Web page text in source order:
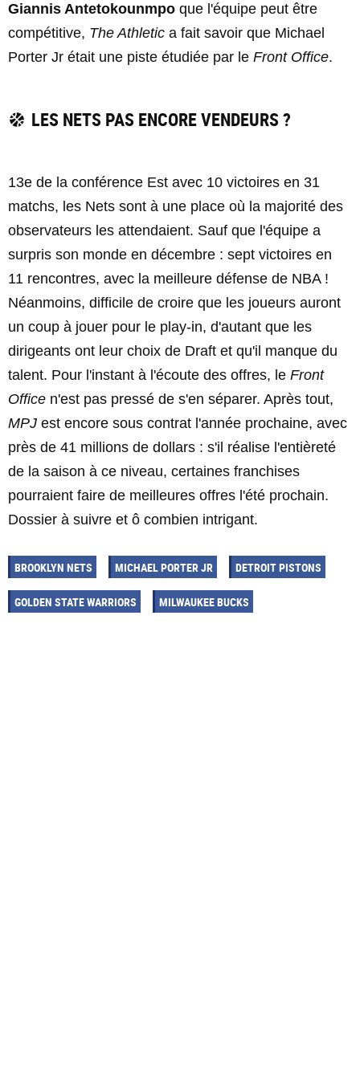
Giannis Antetokounmpo que l'équipe peut être
compétitive, The Athletic a fait savoir que Michael
Porter Jr était une piste étudiée par le Front Office.
LES NETS PAS ENCORE VENDEURS ?
13e de la conférence Est avec 10 victoires en 31
matchs, les Nets sont à une place où la majorité des
observateurs les attendaient. Sauf que l'équipe a
surpris son monde en décembre : sept victoires en
11 rencontres, avec la meilleure défense de NBA !
Néanmoins, difficile de croire que les joueurs auront
un coup à jouer pour le play-in, d'autant que les
dirigeants ont leur choix de Draft et qu'il manque du
talent. Pour l'instant à l'écoute des offres, le Front
Office n'est pas pressé de s'en séparer. Après tout,
MPJ est encore sous contrat l'année prochaine, avec
près de 41 millions de dollars : s'il réalise l'entièreté
de la saison à ce niveau, certaines franchises
pourraient faire de meilleures offres l'été prochain.
Dossier à suivre et ô combien intrigant.
BROOKLYN NETS MICHAEL PORTER JR DETROIT PISTONS
GOLDEN STATE WARRIORS MILWAUKEE BUCKS